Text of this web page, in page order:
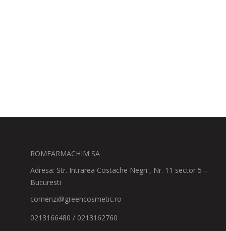
ROMFARMACHIM SA
Adresa: Str. Intrarea Costache Negri , Nr. 11 sector 5 –
Bucuresti
comenzi@greencosmetic.ro
0213166480 / 0213162760